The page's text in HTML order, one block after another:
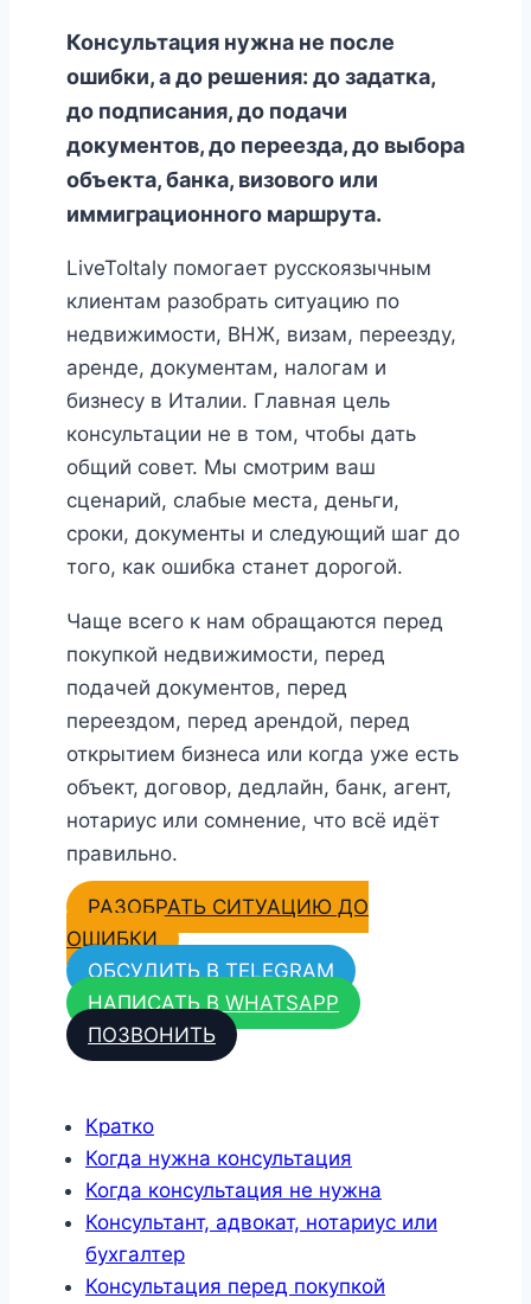
Консультация нужна не после
ошибки, а до решения: до задатка,
до подписания, до подачи
документов, до переезда, до выбора
объекта, банка, визового или
иммиграционного маршрута.
LiveToItaly помогает русскоязычным
клиентам разобрать ситуацию по
недвижимости, ВНЖ, визам, переезду,
аренде, документам, налогам и
бизнесу в Италии. Главная цель
консультации не в том, чтобы дать
общий совет. Мы смотрим ваш
сценарий, слабые места, деньги,
сроки, документы и следующий шаг до
того, как ошибка станет дорогой.
Чаще всего к нам обращаются перед
покупкой недвижимости, перед
подачей документов, перед
переездом, перед арендой, перед
открытием бизнеса или когда уже есть
объект, договор, дедлайн, банк, агент,
нотариус или сомнение, что всё идёт
правильно.
РАЗОБРАТЬ СИТУАЦИЮ ДО
ОШИБКИ
ОБСУДИТЬ В TELEGRAM
НАПИСАТЬ В WHATSAPP
ПОЗВОНИТЬ
Кратко
Когда нужна консультация
Когда консультация не нужна
Консультант, адвокат, нотариус или
бухгалтер
Консультация перед покупкой